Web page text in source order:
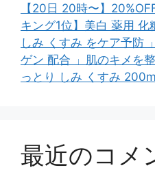
【20日 20時〜】
キング1位】美白 薬用
しみ くすみ をケア予防
ゲン 配合 」肌のキメを
っとり しみ くすみ
最近のコメ